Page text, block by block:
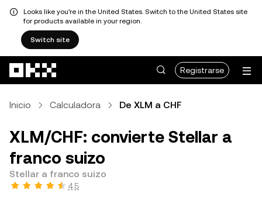
Looks like you're in the United States. Switch to the United States site
for products available in your region.
Switch site
Registrarse
Inicio Calculadora De XLM a CHF
XLM/CHF: convierte Stellar a
franco suizo
Stellar a franco suizo
4.5